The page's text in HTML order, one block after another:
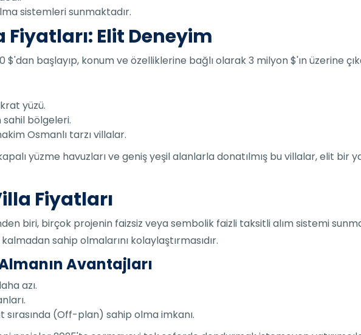
sistemleri sunmaktadır.
Elit Deneyim
$'dan başlayıp, konum ve özelliklerine bağlı olarak 3 milyon $'ın üzerine
yüzü.
sahil bölgeleri.
Osmanlı tarzı villalar.
yüzme havuzları ve geniş yeşil alanlarla donatılmış bu villalar, elit bir
Fiyatları
biri, birçok projenin faizsiz veya sembolik faizli taksitli alım sistemi
sahip olmalarını kolaylaştırmasıdır.
Avantajları
azı.
(Off-plan) sahip olma imkanı.